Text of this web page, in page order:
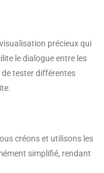
précieux qui
le dialogue entre les
tester différentes
créons et utilisons les
simplifié, rendant